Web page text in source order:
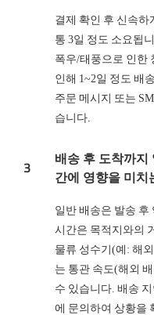
결제 확인 후 신속하
통 3일 정도 소요됩
폭우/태풍으로 인한
인해 1~2일 정도 배
주문 메시지 또는
습니다.
3
배송 후 도착까
간에 영향을 미
일반 배송은 발송 후
시간은 목적지와의
물류 성수기(예: 해
는 통관 속도(해외
수 있습니다. 배송
에 문의하여 상황을